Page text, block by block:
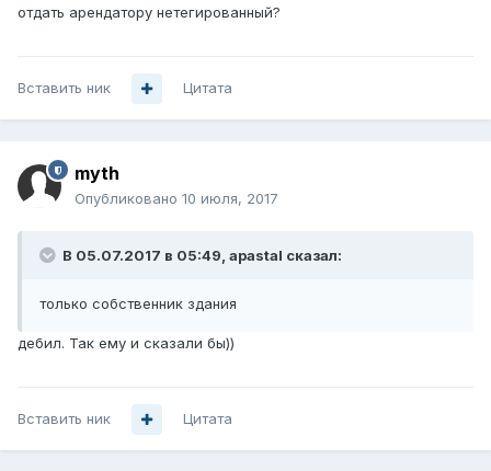
отдать арендатору нетегированный?
Вставить ник Цитата
myth
Опубликовано 10 июля, 2017
В 05.07.2017 в 05:49, apastal сказал:
только собственник здания
дебил. Так ему и сказали бы))
Вставить ник Цитата